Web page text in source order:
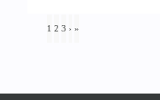
1 2 3 › »